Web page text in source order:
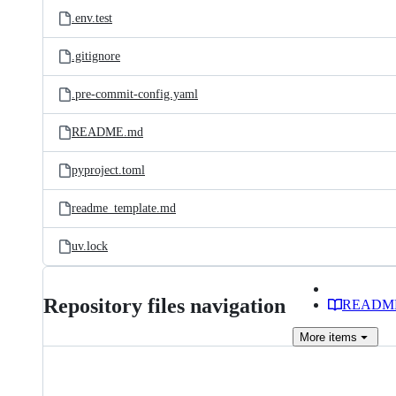
.env.test
.gitignore
.pre-commit-config.yaml
README.md
pyproject.toml
readme_template.md
uv.lock
Repository files navigation
More items